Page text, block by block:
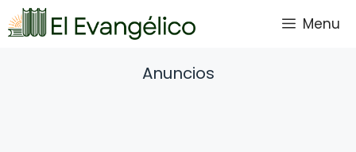
Saltar
al
Menu
Anuncios